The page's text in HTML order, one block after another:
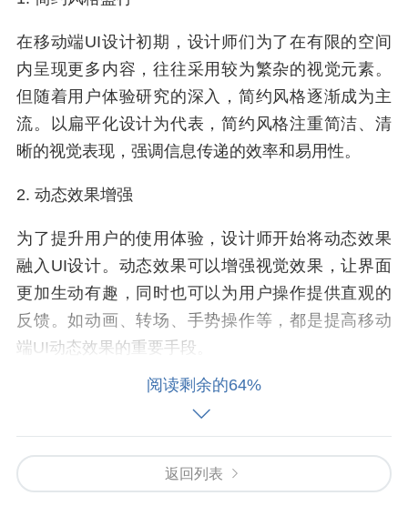
在移动端UI设计初期，设计师们为了在有限的空间
内呈现更多内容，往往采用较为繁杂的视觉元素。
但随着用户体验研究的深入，简约风格逐渐成为主
流。以扁平化设计为代表，简约风格注重简洁、清
晰的视觉表现，强调信息传递的效率和易用性。
2. 动态效果增强
为了提升用户的使用体验，设计师开始将动态效果
融入UI设计。动态效果可以增强视觉效果，让界面
更加生动有趣，同时也可以为用户操作提供直观的
反馈。如动画、转场、手势操作等，都是提高移动
端UI动态效果的重要手段。
随着用户对移动端应用的依赖程度越来越高，个性
化定制成为设计师们关注的焦点。设计师们通过分
析用户数据，为不同用户提供个性化的界面设计，
阅读剩余的64%
返回列表